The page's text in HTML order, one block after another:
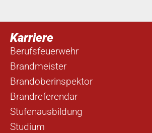
Karriere
Berufsfeuerwehr
Brandmeister
Brandoberinspektor
Brandreferendar
Stufenausbildung
Studium